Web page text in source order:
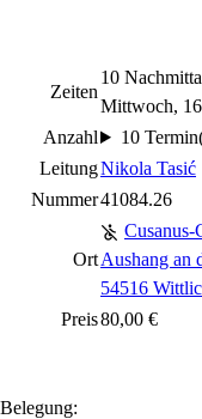
Zeiten
10
Mittwoch,
Anzahl
10
LeitungNikola Tasić
Nummer41084.26
Ort
Cusanus-
Aushang an
54516
Preis80,00 €
Belegung: